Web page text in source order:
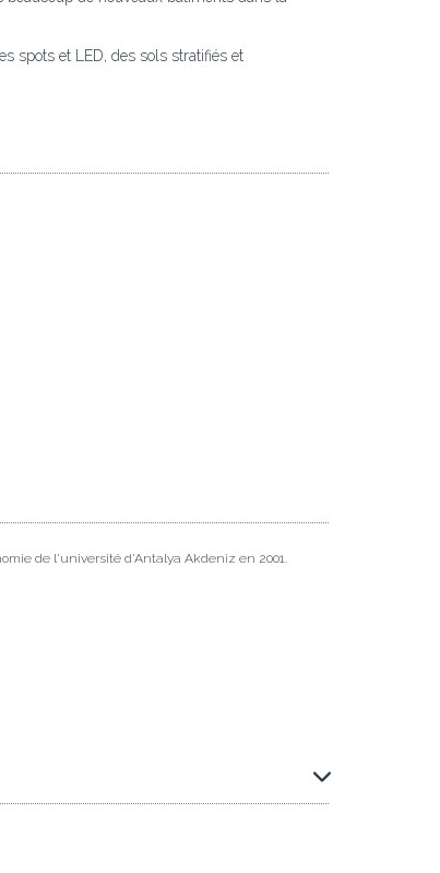
spots et LED, des sols stratifiés et
de l'université d'Antalya Akdeniz en 2001.